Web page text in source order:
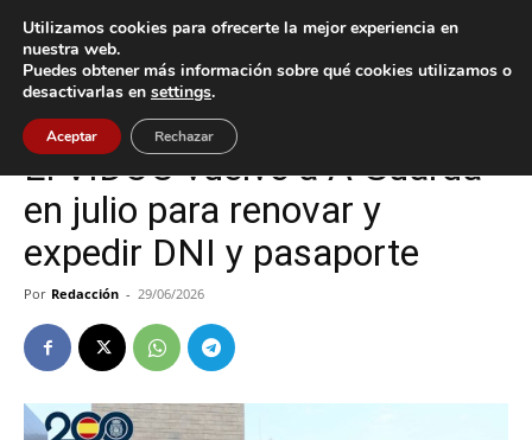
Inicio A Guarda
A Guarda
El VIDOC vuelve a A Guarda
en julio para renovar y
expedir DNI y pasaporte
Por Redacción - 29/06/2026
Utilizamos cookies para ofrecerte la mejor experiencia en
nuestra web.
Puedes obtener más información sobre qué cookies utilizamos o
desactivarlas en settings.
Aceptar Rechazar